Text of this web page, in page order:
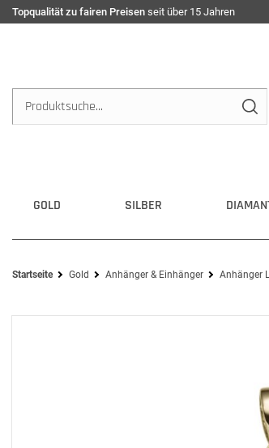
Topqualität zu fairen Preisen seit über 15 Jahren
GOLD SILBER
Startseite Gold Anhänger & Einhänger Anhänger